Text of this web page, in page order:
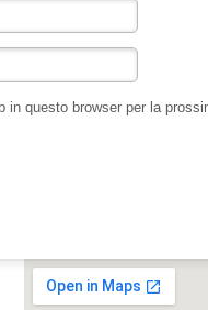
in questo browser per la